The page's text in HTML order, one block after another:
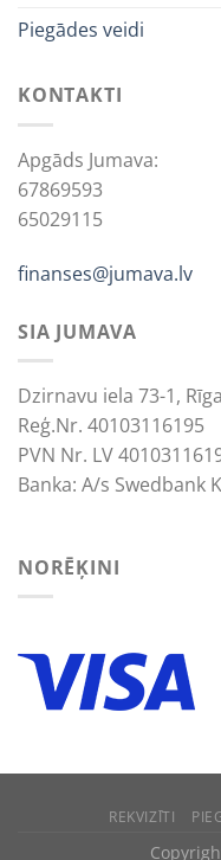
We use cookies
Piegādes veidi
KONTAKTI
Apgāds Jumava:
67869593
65029115
finanses@jumava.lv
SIA JUMAVA
Dzirnavu iela 73-1,
Reģ.Nr. 40103116195
PVN Nr. LV
Banka: A/s Swedbank
NORĒĶINI
REKVIZĪTI